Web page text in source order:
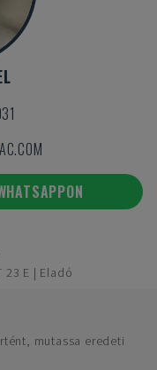
23 E | Eladó
mutassa eredeti